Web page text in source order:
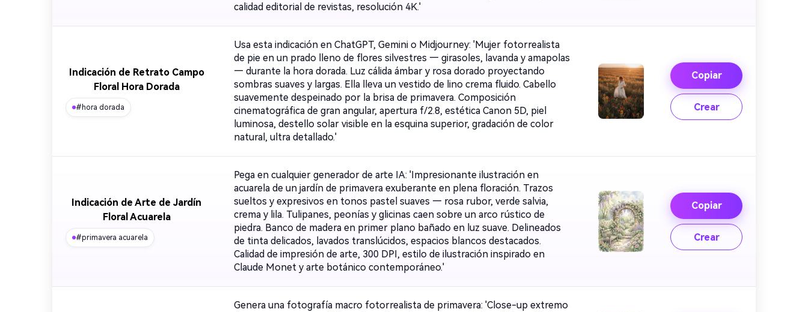
calidad editorial de revistas, resolución 4K.'
Indicación de Retrato Campo
Floral Hora Dorada
#hora dorada
Usa esta indicación en ChatGPT, Gemini o Midjourney: 'Mujer fotorrealista
de pie en un prado lleno de flores silvestres — girasoles, lavanda y amapolas
— durante la hora dorada. Luz cálida ámbar y rosa dorado proyectando
sombras suaves y largas. Ella lleva un vestido de lino crema fluido. Cabello
suavemente despeinado por la brisa de primavera. Composición
cinematográfica de gran angular, apertura f/2.8, estética Canon 5D, piel
luminosa, destello solar visible en la esquina superior, gradación de color
natural, ultra detallado.'
Copiar
Crear
Indicación de Arte de Jardín
Floral Acuarela
#primavera acuarela
Pega en cualquier generador de arte IA: 'Impresionante ilustración en
acuarela de un jardín de primavera exuberante en plena floración. Trazos
sueltos y expresivos en tonos pastel suaves — rosa rubor, verde salvia,
crema y lila. Tulipanes, peonías y glicinas caen sobre un arco rústico de
piedra. Banco de madera en primer plano bañado en luz suave. Delineados
de tinta delicados, lavados translúcidos, espacios blancos destacados.
Calidad de impresión de arte, 300 DPI, estilo de ilustración inspirado en
Claude Monet y arte botánico contemporáneo.'
Copiar
Crear
Genera una fotografía macro fotorrealista de primavera: 'Close-up extremo